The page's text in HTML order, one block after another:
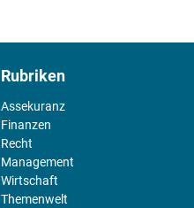
Rubriken
Assekuranz
Finanzen
Recht
Management
Wirtschaft
Themenwelt